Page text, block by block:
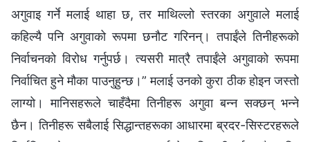
अगुवाइ गर्ने मलाई थाहा छ, तर माथिल्‍लो स्तरका अगुवाले मलाई
कहिल्यै पनि अगुवाको रूपमा छनौट गरिनन्। तपाईंले तिनीहरूको
निर्वाचनको विरोध गर्नुपर्छ। त्यसरी मात्रै तपाईंले अगुवाको रूपमा
निर्वाचित हुने मौका पाउनुहुन्छ।” मलाई उनको कुरा ठीक होइन जस्तो
लाग्यो। मानिसहरूले चाहँदैमा तिनीहरू अगुवा बन्‍न सक्छन् भन्‍ने
छैन। तिनीहरू सबैलाई सिद्धान्तहरूका आधारमा ब्रदर-सिस्टरहरूले